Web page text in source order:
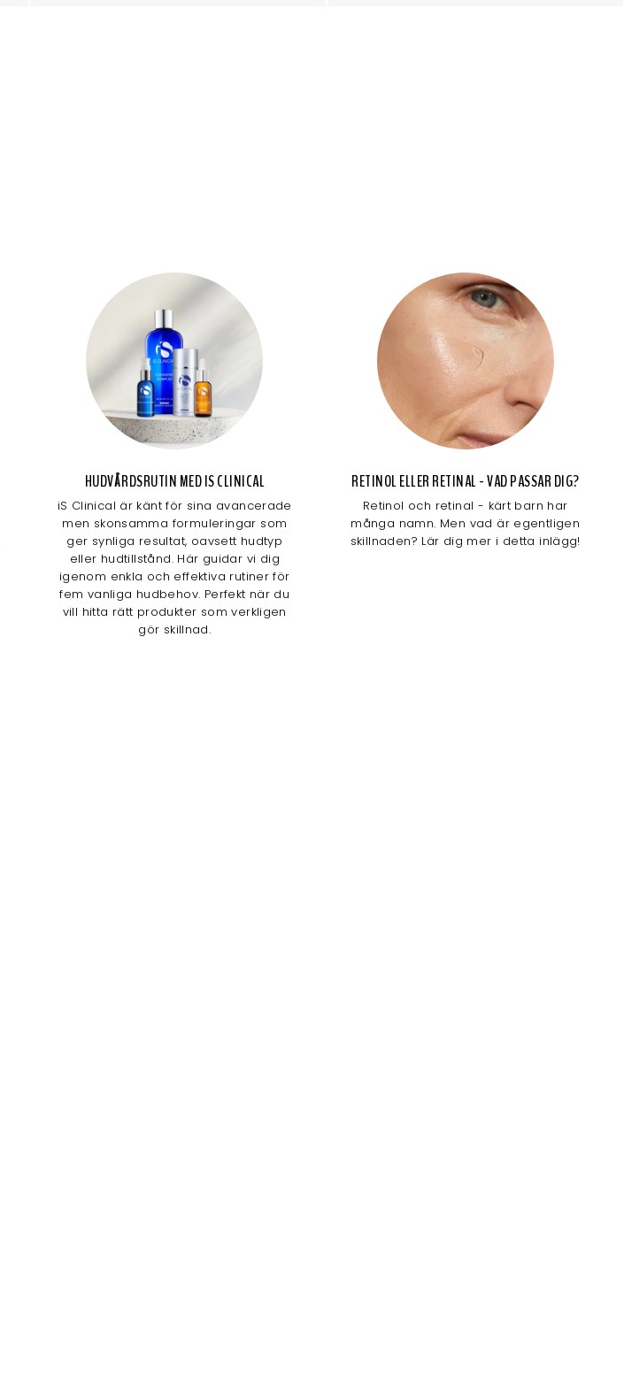
HUDVÅRDSRUTIN MED IS CLINICAL
iS Clinical är känt för sina avancerade
men skonsamma formuleringar som
ger synliga resultat, oavsett hudtyp
eller hudtillstånd. Här guidar vi dig
igenom enkla och effektiva rutiner för
fem vanliga hudbehov. Perfekt när du
vill hitta rätt produkter som verkligen
gör skillnad.
RETINOL ELLER RETINAL - VAD PASSAR DIG?
Retinol och retinal - kärt barn har
många namn. Men vad är egentligen
skillnaden? Lär dig mer i detta inlägg!